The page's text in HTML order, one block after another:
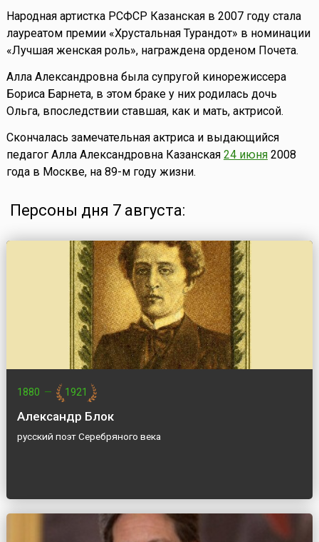
Народная артистка РСФСР Казанская в 2007 году стала
лауреатом премии «Хрустальная Турандот» в номинации
«Лучшая женская роль», награждена орденом Почета.
Алла Александровна была супругой кинорежиссера
Бориса Барнета, в этом браке у них родилась дочь
Ольга, впоследствии ставшая, как и мать, актрисой.
Скончалась замечательная актриса и выдающийся
педагог Алла Александровна Казанская 24 июня2008
года в Москве, на 89-м году жизни.
Персоны дня 7 августа:
1880 — 1921
Александр Блок
русский поэт Серебряного века